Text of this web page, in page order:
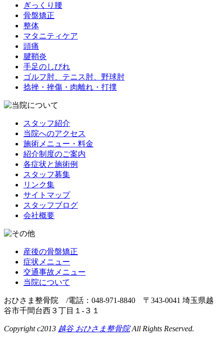
ぎっくり腰
骨盤矯正
整体
マタニティケア
頭痛
腱鞘炎
手足のしびれ
ゴルフ肘、テニス肘、野球肘
捻挫・挫傷・肉離れ・打撲
スタッフ紹介
当院へのアクセス
施術メニュー・料金
紹介制度のご案内
各症状と施術例
スタッフ募集
リンク集
サイトマップ
スタッフブログ
会社概要
産後の骨盤矯正
症状メニュー
交通事故メニュー
当院について
おひさま整骨院 /電話：048-971-8840 〒343-0041 埼玉県越
谷市千間台西３丁目１-３１
Copyright c2013 越谷 おひさま整骨院All Rights Reserved.